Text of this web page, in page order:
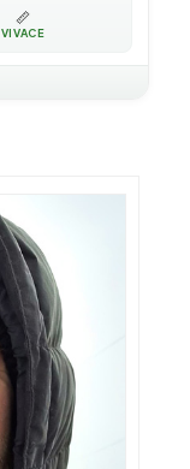
📏
VIVACE